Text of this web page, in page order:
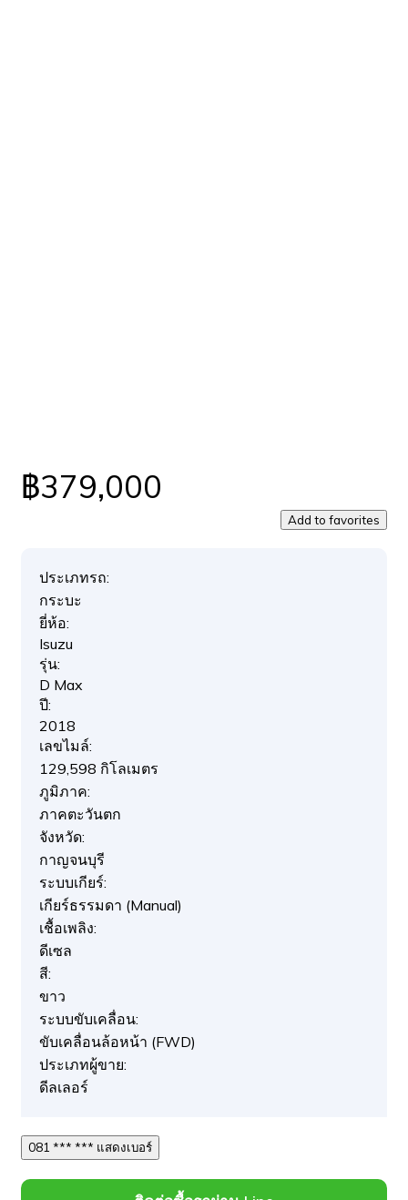
฿379,000
Add to favorites
ประเภทรถ:
กระบะ
ยี่ห้อ:
Isuzu
รุ่น:
D Max
ปี:
2018
เลขไมล์:
129,598 กิโลเมตร
ภูมิภาค:
ภาคตะวันตก
จังหวัด:
กาญจนบุรี
ระบบเกียร์:
เกียร์ธรรมดา (Manual)
เชื้อเพลิง:
ดีเซล
สี:
ขาว
ระบบขับเคลื่อน:
ขับเคลื่อนล้อหน้า (FWD)
ประเภทผู้ขาย:
ดีลเลอร์
081 *** *** แสดงเบอร์